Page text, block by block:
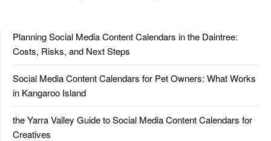
Planning Social Media Content Calendars in the Daintree:
Costs, Risks, and Next Steps
Social Media Content Calendars for Pet Owners: What Works
in Kangaroo Island
the Yarra Valley Guide to Social Media Content Calendars for
Creatives